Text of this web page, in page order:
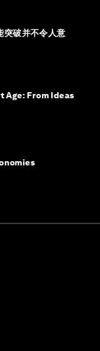
突破并不令人意
From Ideas